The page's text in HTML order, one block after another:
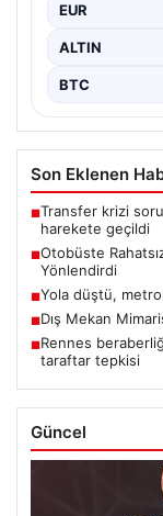
EUR
ALTIN
BTC
Son Eklenen
■Transfer krizi
harekete geçildi
■Otobüste
Yönlendirdi
■Yola düştü,
■Dış Mekan
■Rennes
taraftar tepkisi
Güncel